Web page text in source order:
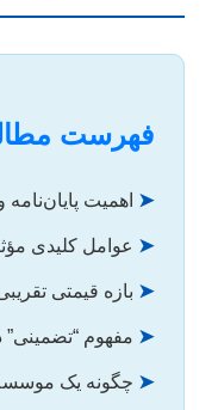
فهرست
➤ اهمیت
➤ عوامل کلیدی
➤ بازه قیمتی
➤ مفهوم “تضمینی”
➤ چگونه یک موسسه